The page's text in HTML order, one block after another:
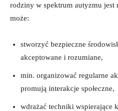
rodziny w spektrum autyzmu jest
może:
stworzyć bezpieczne
akceptowane i rozumiane,
min. organizować regularne
promują interakcje społeczne,
wdrażać techniki wspierające